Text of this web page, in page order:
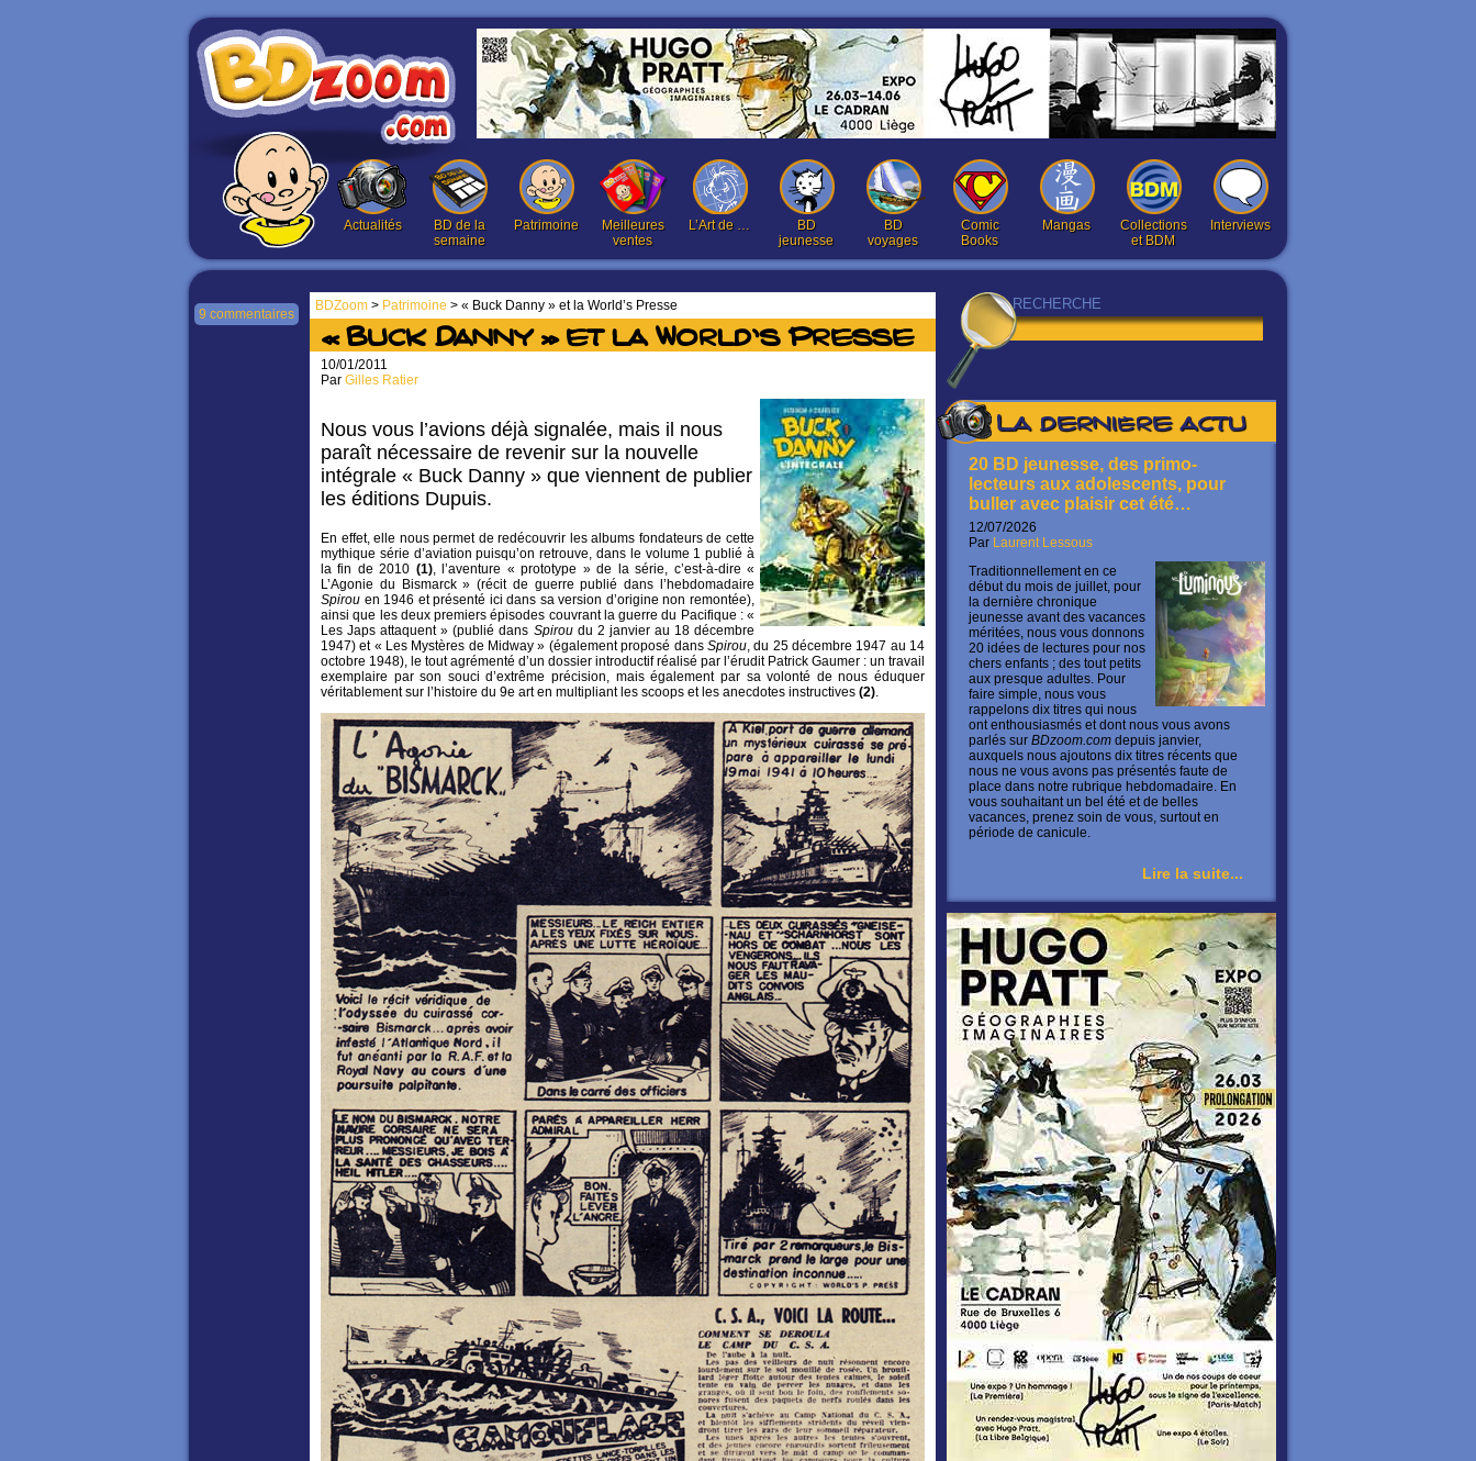
Actualités
BD de la
semaine
Patrimoine
Meilleures
ventes
L’Art de …
BD
jeunesse
BD
voyages
Comic
Books
Mangas
Collections
et BDM
Interviews
La dernière actu
20 BD jeunesse, des primo-
lecteurs aux adolescents, pour
buller avec plaisir cet été…
12/07/2026
Par Laurent Lessous
Traditionnellement en ce
début du mois de juillet, pour
la dernière chronique
jeunesse avant des vacances
méritées, nous vous donnons
20 idées de lectures pour nos
chers enfants ; des tout petits
aux presque adultes. Pour
faire simple, nous vous
rappelons dix titres qui nous
ont enthousiasmés et dont nous vous avons
parlés sur BDzoom.com depuis janvier,
auxquels nous ajoutons dix titres récents que
nous ne vous avons pas présentés faute de
place dans notre rubrique hebdomadaire. En
vous souhaitant un bel été et de belles
vacances, prenez soin de vous, surtout en
période de canicule.
Lire la suite...
BDZoom > Patrimoine > « Buck Danny » et la World’s Presse
9 commentaires
« Buck Danny » et la World’s Presse
10/01/2011
Par Gilles Ratier
Nous vous l’avions déjà signalée, mais il nous
paraît nécessaire de revenir sur la nouvelle
intégrale « Buck Danny » que viennent de publier
les éditions Dupuis.
En effet, elle nous permet de redécouvrir les albums fondateurs de cette
mythique série d’aviation puisqu’on retrouve, dans le volume 1 publié à
la fin de 2010 (1), l’aventure « prototype » de la série, c’est-à-dire «
L’Agonie du Bismarck » (récit de guerre publié dans l’hebdomadaire
Spirou en 1946 et présenté ici dans sa version d’origine non remontée),
ainsi que les deux premiers épisodes couvrant la guerre du Pacifique : «
Les Japs attaquent » (publié dans Spiroudu 2 janvier au 18 décembre
1947) et « Les Mystères de Midway » (également proposé dans Spirou, du 25 décembre 1947 au 14
octobre 1948), le tout agrémenté d’un dossier introductif réalisé par l’érudit Patrick Gaumer : un travail
exemplaire par son souci d’extrême précision, mais également par sa volonté de nous éduquer
véritablement sur l’histoire du 9e art en multipliant les scoops et les anecdotes instructives (2).